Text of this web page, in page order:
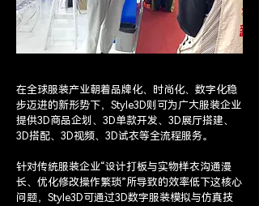
在全球服装产业朝着品牌化、时尚化、数字化稳
步迈进的新形势下，Style3D则可为广大服装企业
提供3D商品企划、3D单款开发、3D展厅搭建、
3D搭配、3D视频、3D试衣等全流程服务。
针对传统服装企业“设计打板与实物样衣沟通漫
长、优化修改操作繁琐”所导致的效率低下这核心
问题，Style3D可通过3D数字服装模拟与仿真技